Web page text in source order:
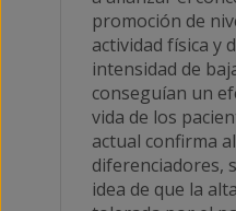
promoción de
actividad física y
intensidad de
conseguían un
vida de los
actual confirma
diferenciadores,
idea de que la